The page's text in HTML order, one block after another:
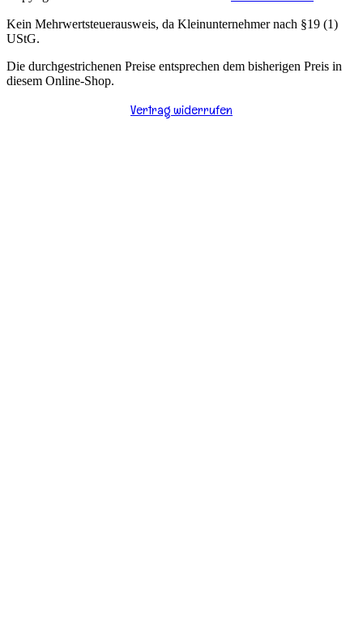
Kein Mehrwertsteuerausweis, da Kleinunternehmer nach §19 (1)
UStG.
Die durchgestrichenen Preise entsprechen dem bisherigen Preis in
diesem Online-Shop.
Vertrag widerrufen